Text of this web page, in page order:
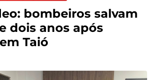
bombeiros salvam
dois anos após
Taió